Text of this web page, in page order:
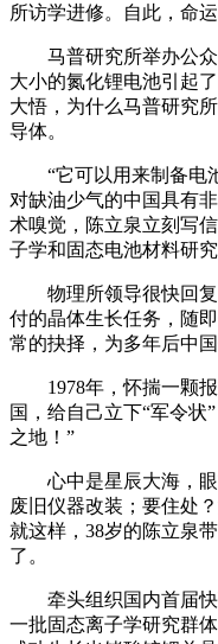
所访学进修。自此，命
马普研究所举办公
大小的氮化锂电池引起
大悟，为什么马普研究
导体。
“它可以用来制备电
对缺油少气的中国具有
术嗅觉，陈立泉立刻写
子学和固态电池材料研究
物理所领导很快回
付的晶体生长任务，随
常的抉择，为多年后中
1978年，怀揣一颗
国，给自己立下“军令状
之地！”
心中是星辰大海，
废旧仪器改装；要住处
就这样，38岁的陈立泉
了。
牵头组织国内首届
一批固态离子学研究群